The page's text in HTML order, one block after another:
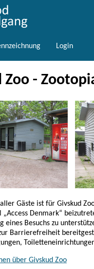
Login
Zoo -
Gäste ist für Givskud
„Access Denmark“
eines Besuchs zu
Barrierefreiheit
über Givskud Zoo